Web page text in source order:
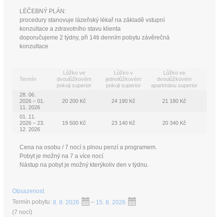
LÉČEBNÝ PLÁN:
procedury stanovuje lázeňský lékař na základě vstupní
konzultace a zdravotního stavu klienta
doporučujeme 2 týdny, při 14ti denním pobytu závěrečná
konzultace
Termín
Lůžko ve
dvoulůžkovém
pokoji superior
Lůžko v
jednolůžkovém
pokoji superior
Lůžko ve
dvoulůžkovém
apartmánu superior
28. 06.
2026 – 01.
11. 2026
20 200 Kč 24 190 Kč 21 180 Kč
01. 11.
2026 – 23.
12. 2026
19 500 Kč 23 140 Kč 20 340 Kč
Cena na osobu / 7 nocí s plnou penzí a programem.
Pobyt je možný na 7 a více nocí.
Nástup na pobyt je možný kterýkoliv den v týdnu.
Obsazenost
Termín pobytu: 8. 8. 2026 – 15. 8. 2026
(7 nocí)